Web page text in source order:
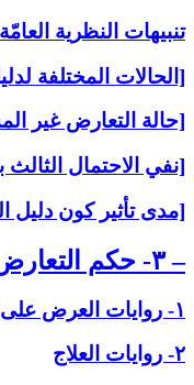
تنبيهات النظرية
[الحالات المختلفة
[حالة التعارض غير
[نفي الاحتمال الثالث
[مدى تأثير كون دليل
– ۳- حكم التعارض على‏ ضوء الأخبار الخاصّة
۱- روايات العرض على‏ الكتاب
۲- روايات العلاج‏